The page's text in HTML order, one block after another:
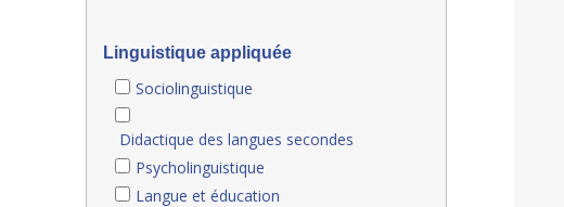
Linguistique appliquée
Sociolinguistique
Didactique des langues secondes
Psycholinguistique
Langue et éducation